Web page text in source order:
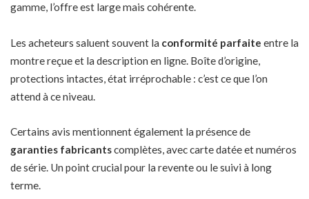
gamme, l’offre est large mais cohérente.
Les acheteurs saluent souvent la conformité parfaite entre la
montre reçue et la description en ligne. Boîte d’origine,
protections intactes, état irréprochable : c’est ce que l’on
attend à ce niveau.
Certains avis mentionnent également la présence de
garanties fabricantscomplètes, avec carte datée et numéros
de série. Un point crucial pour la revente ou le suivi à long
terme.